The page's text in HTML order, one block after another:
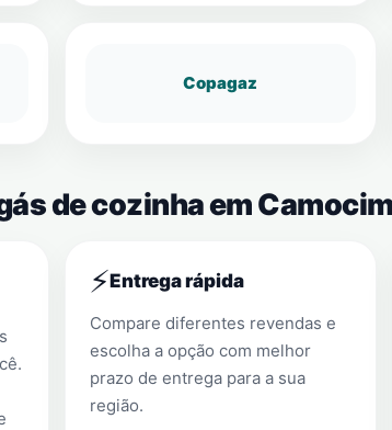
Copagaz
de cozinha em
⚡Entrega rápida
Compare diferentes revendas e
escolha a opção com melhor
prazo de entrega para a sua
região.